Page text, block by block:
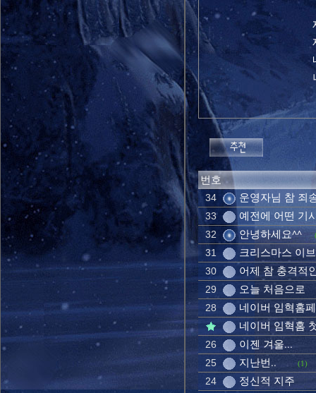
번호
34 운영자님 참 죄
33 예전에 어떤 기
32 안녕하세요^^
31 크리스마스 이
30 어제 참 충격적
29 오늘 처음으로
28
네이버 임혁홈
네이버 임혁홈
26 이젠 겨울...
25 지난번.. (1)
24 정신적 지주